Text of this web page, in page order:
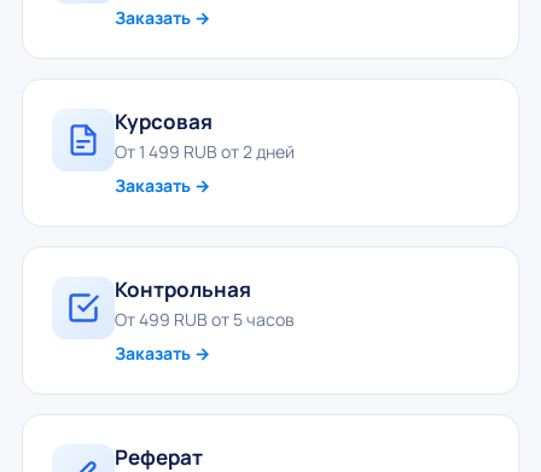
Заказать →
Курсовая
От 1 499 RUB от 2 дней
Заказать →
Контрольная
От 499 RUB от 5 часов
Заказать →
Реферат